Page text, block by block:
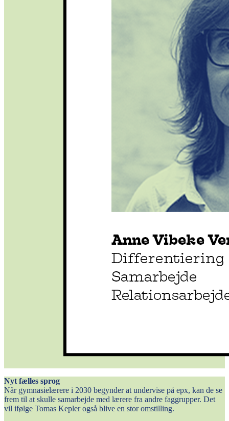
Nyt fælles sprog
Når gymnasielærere i 2030 begynder at undervise på epx, kan de se
frem til at skulle samarbejde med lærere fra andre faggrupper. Det
vil ifølge Tomas Kepler også blive en stor omstilling.